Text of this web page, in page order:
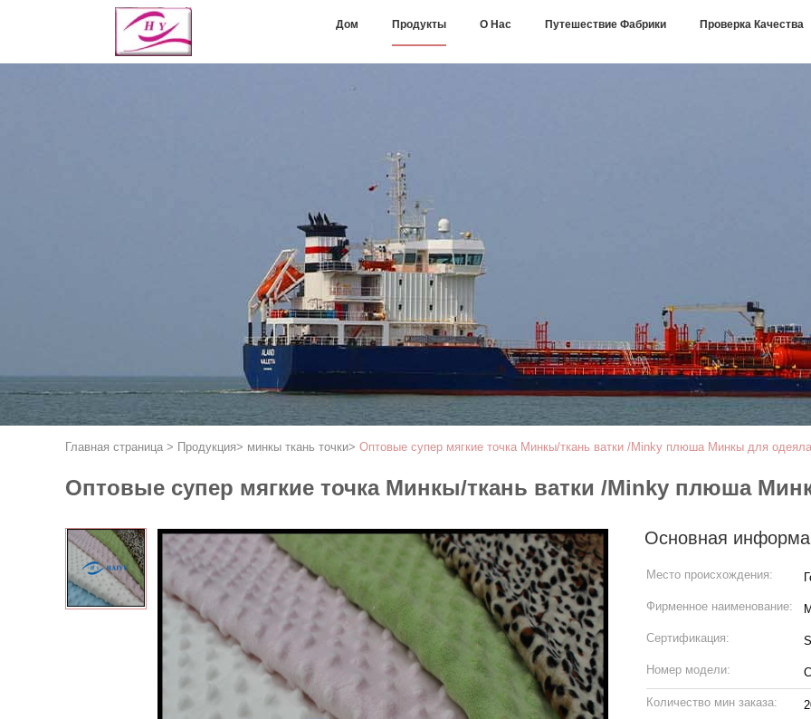
Дом Продукты О Нас Путешествие Фабрики Проверка Качества
Главная страница > Продукция> минкы ткань точки> Оптовые супер мягкие точка Минкы/ткань ватки /Minky плюша Минкы для
Оптовые супер мягкие точка Минкы/ткань ватки /Minky плюша
Основная
Место происхождения:
Фирменное наименование:
Сертификация:
Номер модели:
Количество мин заказа: